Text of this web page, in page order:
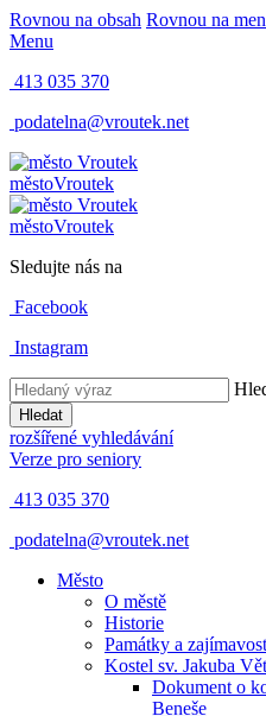
Rovnou na obsah Rovnou na
Menu
413 035 370
podatelna@vroutek.net
městoVroutek
městoVroutek
Sledujte nás na
Facebook
Instagram
Hledat
rozšířené vyhledávání
Verze pro seniory
413 035 370
podatelna@vroutek.net
Město
O městě
Historie
Památky a
Kostel sv. Jakuba
Dokument o
Beneše